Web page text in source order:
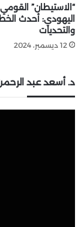
“الاستيطان”
اليهودي: أحدث
والتحديات
12 ديسمبر، 2024
د. أسعد عبد